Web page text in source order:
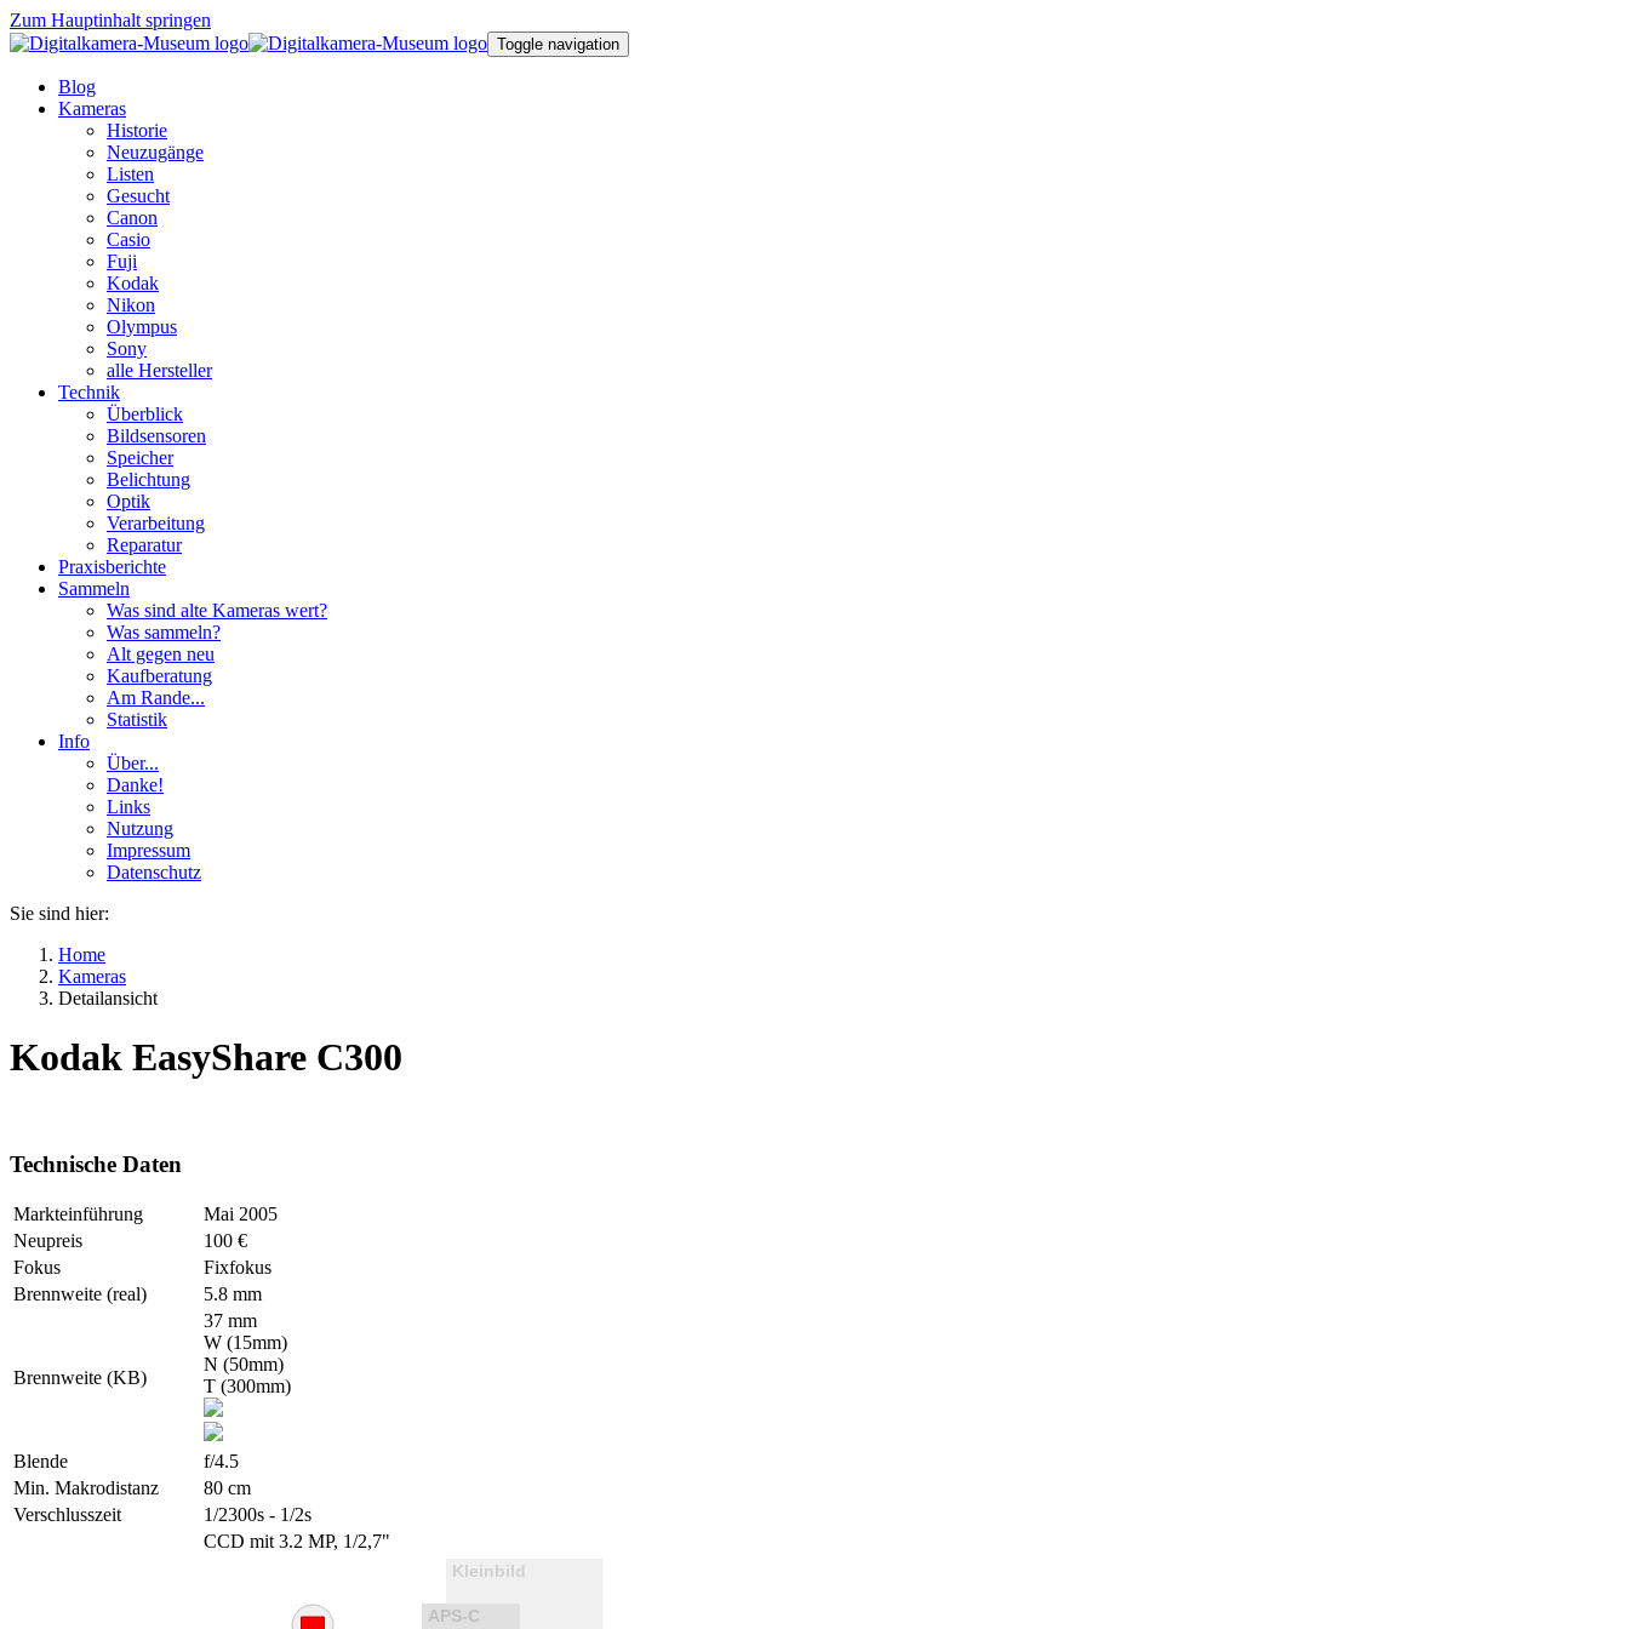
Zum Hauptinhalt springen
Toggle navigation
Blog
Kameras
Historie
Neuzugänge
Listen
Gesucht
Canon
Casio
Fuji
Kodak
Nikon
Olympus
Sony
alle Hersteller
Technik
Überblick
Bildsensoren
Speicher
Belichtung
Optik
Verarbeitung
Reparatur
Praxisberichte
Sammeln
Was sind alte Kameras wert?
Was sammeln?
Alt gegen neu
Kaufberatung
Am Rande...
Statistik
Info
Über...
Danke!
Links
Nutzung
Impressum
Datenschutz
Sie sind hier:
Home
Kameras
Detailansicht
Kodak EasyShare C300
Technische Daten
Markteinführung
Mai 2005
Neupreis
100 €
Fokus
Fixfokus
Brennweite (real)
5.8 mm
Brennweite (KB)
37 mm
W (15mm)
N (50mm)
T (300mm)
Blende
f/4.5
Min. Makrodistanz
80 cm
Verschlusszeit
1/2300s - 1/2s
CCD mit 3.2 MP, 1/2,7"